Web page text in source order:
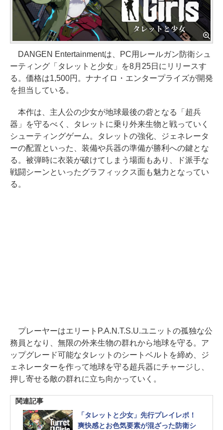
DANGEN Entertainmentは、PC用レールガン防衛シュ
ーティング「タレットと少女」を8月25日にリリースす
る。価格は1,500円。ナナイロ・エンタープライズが開発
を担当している。
本作は、主人公の少女が地球最後の砦となる「超兵
器」を守るべく、タレットに乗り外来生物と戦っていく
シューティングゲーム。タレットの強化、ジェネレータ
ーの配置といった、装備や兵器の準備が勝利への鍵とな
る。被弾時に衣装が破けてしまう場面もあり、ド派手な
戦闘シーンといったグラフィックス面も魅力となってい
る。
プレーヤーはエリートP.A.N.T.S.U.ユニットの孤独な公
務員となり、無限の外来生物の群れから地球を守る。ア
ップグレード可能なタレットのシートベルトを締め、ジ
ェネレーターを作って地球を守る超兵器にチャージし、
押し寄せる敵の群れに立ち向かっていく。
関連記事
「タレットと少女」先行プレイレポ！
爽快感とお色気要素が混ざった防衛シ